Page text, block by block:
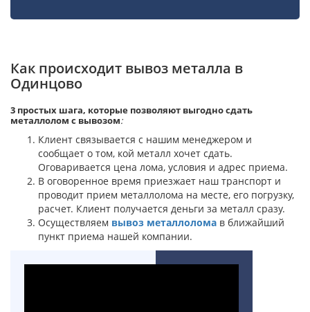
Как происходит вывоз металла в
Одинцово
3 простых шага, которые позволяют выгодно сдать
металлолом с вывозом:
Клиент связывается с нашим менеджером и
сообщает о том, кой металл хочет сдать.
Оговаривается цена лома, условия и адрес приема.
В оговоренное время приезжает наш транспорт и
проводит прием металлолома на месте, его погрузку,
расчет. Клиент получается деньги за металл сразу.
Осуществляем вывоз металлолома в ближайший
пункт приема нашей компании.